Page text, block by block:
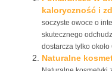
kaloryczność i
soczyste owoce o
skutecznego
dostarcza tylko
Naturalne